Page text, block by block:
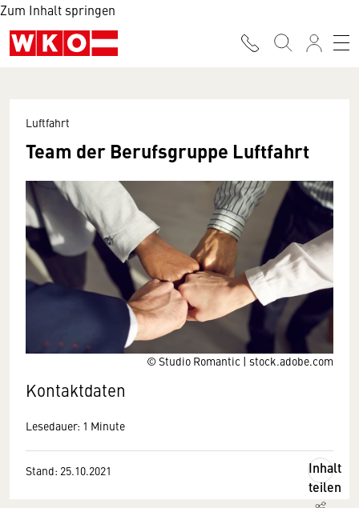
Zum Inhalt springen
© Studio Romantic | stock.adobe.com
Luftfahrt
Team der Berufsgruppe Luftfahrt
Kontaktdaten
Lesedauer: 1 Minute
Stand: 25.10.2021
Inhalt
teilen